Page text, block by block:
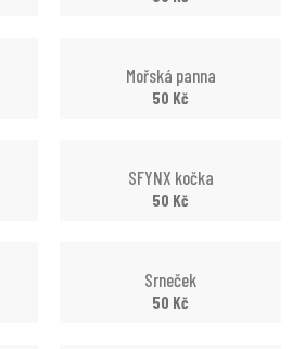
Mořská panna
50 Kč
SFYNX kočka
50 Kč
Srneček
50 Kč